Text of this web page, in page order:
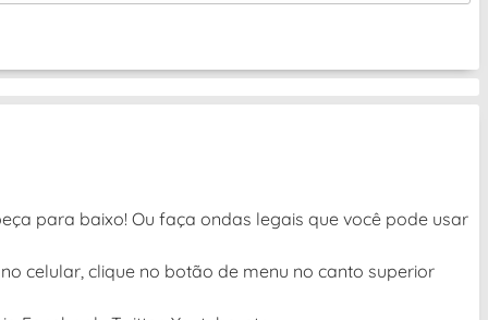
para baixo! Ou faça ondas legais que você pode usar
celular, clique no botão de menu no canto superior